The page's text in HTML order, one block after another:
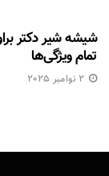
شیشه شیر دکتر
تمام ویژگی‌ها
2 نوامبر 2025